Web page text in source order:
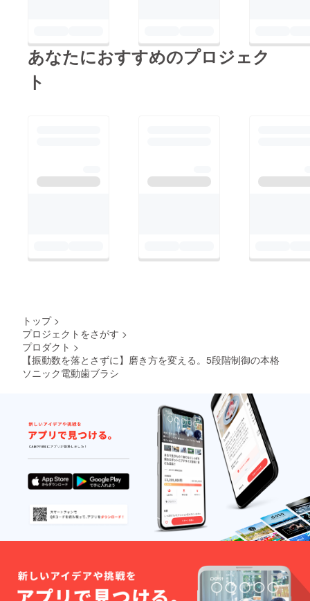
あなたにおすすめのプロジェク
ト
トップ >
プロジェクトをさがす >
プロダクト >
【振動数を落とさずに】磨き方を変える。5段階制御の本格
ソニック電動歯ブラシ